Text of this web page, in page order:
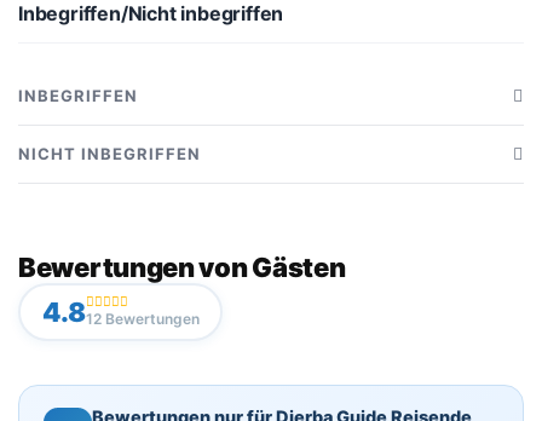
Inbegriffen/Nicht inbegriffen
INBEGRIFFEN
Guide während der Wanderung
3-stündige Strecke in Djerba
Betreuung und Unterstützung
Foto- und Videopausen
NICHT INBEGRIFFEN
Bewertungen von Gästen
4.812 Bewertungen